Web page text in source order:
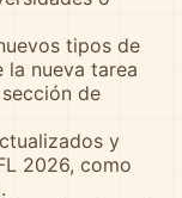
tipos de
la nueva tarea
de
y
2026, como